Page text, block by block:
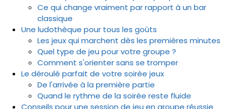
Ce qui change vraiment par rapport à un bar
classique
Une ludothèque pour tous les goûts
Les jeux qui marchent dès les premières minutes
Quel type de jeu pour votre groupe ?
Comment s'orienter sans se tromper
Le déroulé parfait de votre soirée jeux
De l'arrivée à la première partie
Quand le rythme de la soirée reste fluide
Conseils pour une session de jeu en groupe réussie